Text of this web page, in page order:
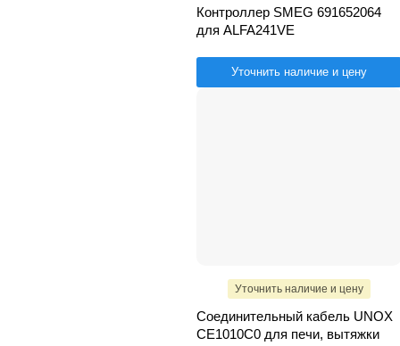
Контроллер SMEG 691652064
для ALFA241VE
Уточнить наличие и цену
Уточнить наличие и цену
Соединительный кабель UNOX
CE1010C0 для печи, вытяжки